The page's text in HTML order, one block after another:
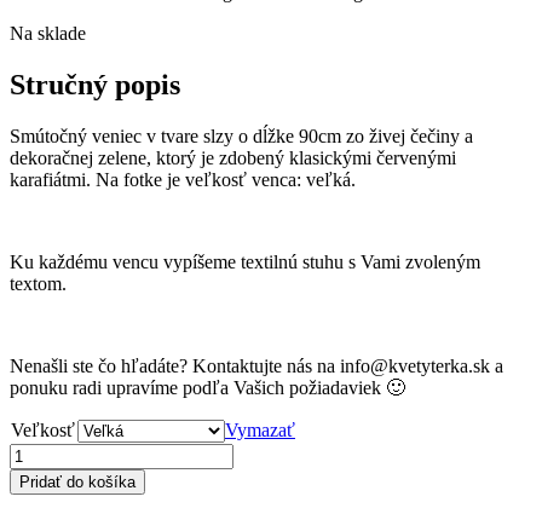
Na sklade
Stručný popis
Smútočný veniec v tvare slzy o dĺžke 90cm zo živej čečiny a
dekoračnej zelene, ktorý je zdobený klasickými červenými
karafiátmi. Na fotke je veľkosť venca: veľká.
Ku každému vencu vypíšeme textilnú stuhu s Vami zvoleným
textom.
Nenašli ste čo hľadáte? Kontaktujte nás na info@kvetyterka.sk a
ponuku radi upravíme podľa Vašich požiadaviek 🙂
Veľkosť Vymazať
Pridať do košíka